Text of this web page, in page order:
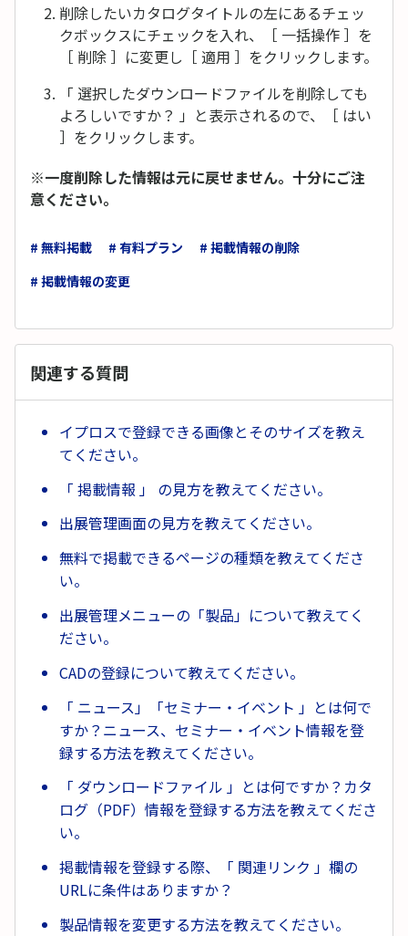
削除したいカタログタイトルの左にあるチェッ
クボックスにチェックを入れ、［ 一括操作 ］を
［ 削除 ］に変更し［ 適用 ］をクリックします。
「 選択したダウンロードファイルを削除しても
よろしいですか？ 」と表示されるので、［ はい
］をクリックします。
※一度削除した情報は元に戻せません。十分にご注
意ください。
# 無料掲載 # 有料プラン
# 掲載情報の削除
# 掲載情報の変更
関連する質問
イプロスで登録できる画像とそのサイズを教え
てください。
「 掲載情報 」 の見方を教えてください。
出展管理画面の見方を教えてください。
無料で掲載できるページの種類を教えてくださ
い。
出展管理メニューの「製品」について教えてく
ださい。
CADの登録について教えてください。
「 ニュース」「セミナー・イベント 」とは何で
すか？ニュース、セミナー・イベント情報を登
録する方法を教えてください。
「 ダウンロードファイル 」とは何ですか？カタ
ログ（PDF）情報を登録する方法を教えてくださ
い。
掲載情報を登録する際、「 関連リンク 」欄の
URLに条件はありますか？
製品情報を変更する方法を教えてください。